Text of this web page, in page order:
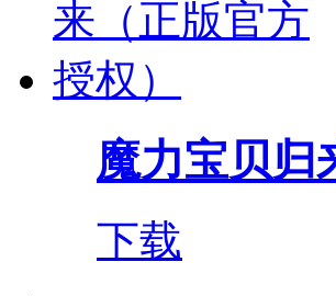
魔力宝贝归
下载